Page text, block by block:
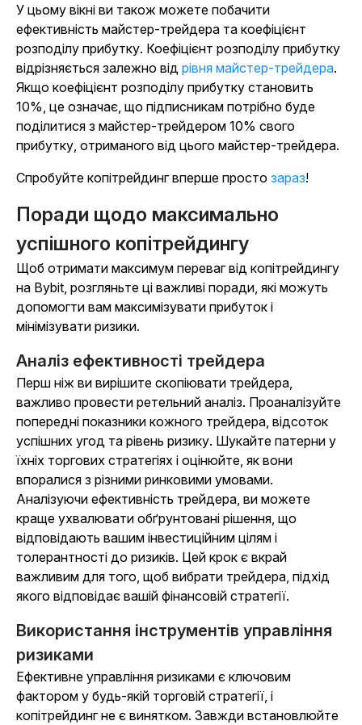
У цьому вікні ви також можете побачити
ефективність майстер-трейдера та коефіцієнт
розподілу прибутку. Коефіцієнт розподілу прибутку
відрізняється залежно від рівня майстер-трейдера.
Якщо коефіцієнт розподілу прибутку становить
10%, це означає, що підписникам потрібно буде
поділитися з майстер-трейдером 10% свого
прибутку, отриманого від цього майстер-трейдера.
Спробуйте копітрейдинг вперше просто зараз!
Поради щодо максимально
успішного копітрейдингу
Щоб отримати максимум переваг від копітрейдингу
на Bybit, розгляньте ці важливі поради, які можуть
допомогти вам максимізувати прибуток і
мінімізувати ризики.
Аналіз ефективності трейдера
Перш ніж ви вирішите скопіювати трейдера,
важливо провести ретельний аналіз. Проаналізуйте
попередні показники кожного трейдера, відсоток
успішних угод та рівень ризику. Шукайте патерни у
їхніх торгових стратегіях і оцінюйте, як вони
впоралися з різними ринковими умовами.
Аналізуючи ефективність трейдера, ви можете
краще ухвалювати обґрунтовані рішення, що
відповідають вашим інвестиційним цілям і
толерантності до ризиків. Цей крок є вкрай
важливим для того, щоб вибрати трейдера, підхід
якого відповідає вашій фінансовій стратегії.
Використання інструментів управління
ризиками
Ефективне управління ризиками є ключовим
фактором у будь-якій торговій стратегії, і
копітрейдинг не є винятком. Завжди встановлюйте